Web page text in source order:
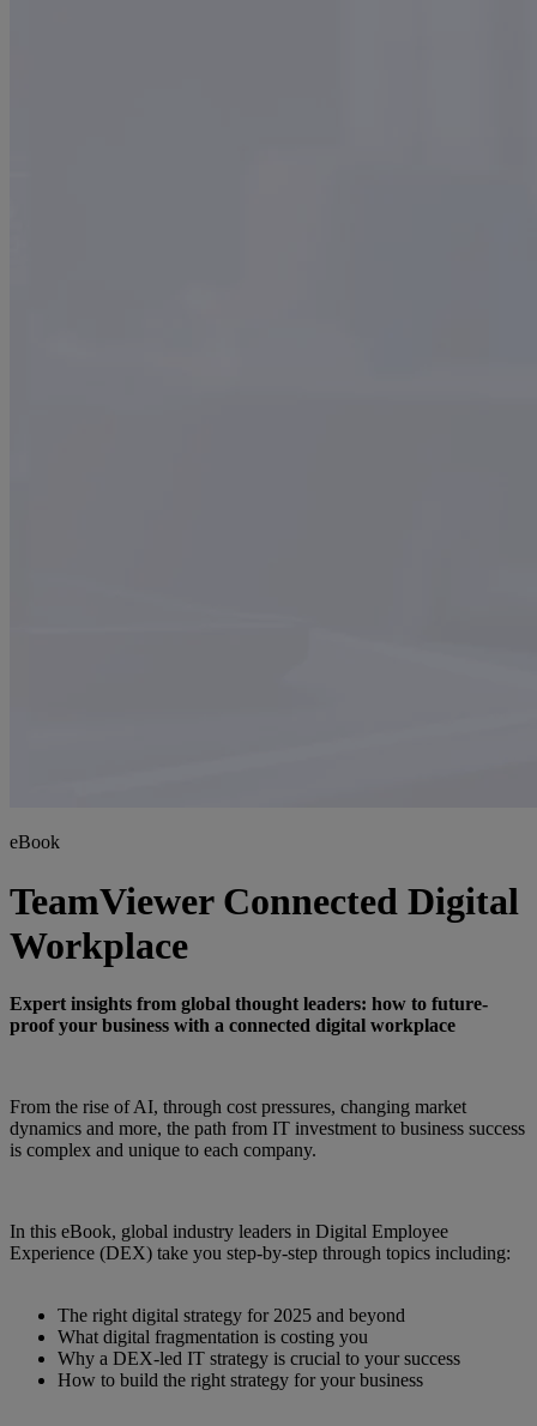
eBook
TeamViewer Connected Digital
Workplace
Expert insights from global thought leaders: how to future-
proof your business with a connected digital workplace
From the rise of AI, through cost pressures, changing market
dynamics and more, the path from IT investment to business success
is complex and unique to each company.
In this eBook, global industry leaders in Digital Employee
Experience (DEX) take you step-by-step through topics including:
The right digital strategy for 2025 and beyond
What digital fragmentation is costing you
Why a DEX-led IT strategy is crucial to your success
How to build the right strategy for your business